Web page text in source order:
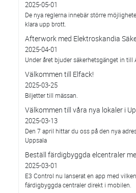
2025-05-01
De nya reglerna innebär större
klara upp brott.
Afterwork med Elektroskandia
2025-04-01
Under året bjuder säkerhetsgänget in till
Välkommen till Elfack!
2025-03-25
Biljetter till mässan.
Välkommen till våra nya lokaler i
2025-03-13
Den 7 april hittar du oss på den nya
Uppsala
Beställ färdigbyggda elcentraler
2025-03-01
E3 Control nu lanserat en app med
färdigbyggda centraler direkt i mobilen.